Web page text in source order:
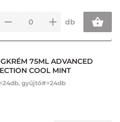
db
75ML ADVANCED
COOL MINT
gyűjtő#=24db